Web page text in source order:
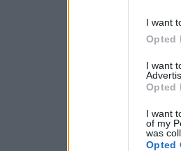
I want
Opted
I want
Opted
I want
of my
was
Opted